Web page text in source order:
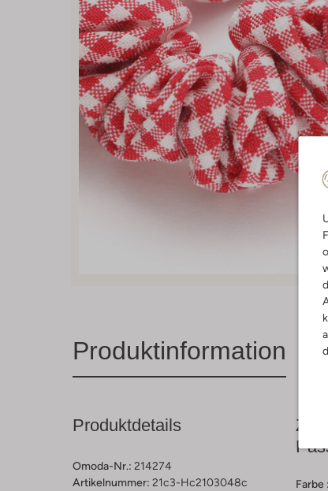
Produktinformation
Produktdetails
Omoda-Nr.: 214274
Artikelnummer: 21c3-Hc2103048c
Farbe :